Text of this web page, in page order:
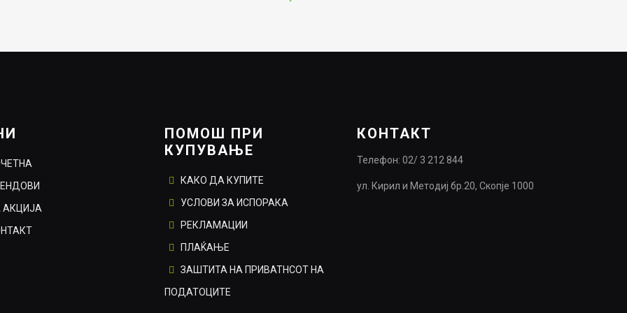
АКЦИЈА
ПОМОШ ПРИ
КУПУВАЊЕ
КАКО ДА КУПИТЕ
УСЛОВИ ЗА ИСПОРАКА
РЕКЛАМАЦИИ
ПЛАЌАЊЕ
ЗАШТИТА НА ПРИВАТНСОТ НА
ПОДАТОЦИТЕ
КОНТАКТ
Телефон: 02/ 3 212 844
ул. Кирил и Методиј бр.20, Скопје 1000